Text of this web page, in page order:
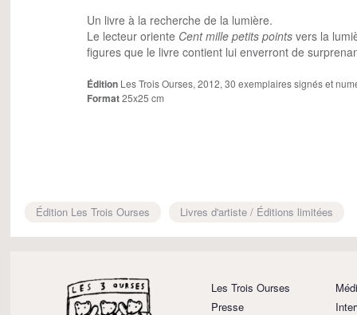
Un livre à la recherche de la lumière.
Le lecteur oriente Cent mille petits points vers la
figures que le livre contient lui enverront de
Édition Les Trois Ourses, 2012, 30 exemplaires signés et
Format25x25 cm
Édition Les Trois Ourses Livres d'artiste / Éditions limitées
Les Trois Ourses
Presse